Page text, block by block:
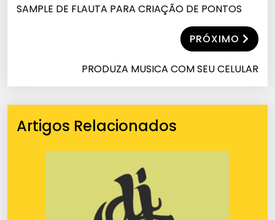
SAMPLE DE FLAUTA PARA CRIAÇÃO DE PONTOS
PRÓXIMO
PRODUZA MUSICA COM SEU CELULAR
Artigos Relacionados